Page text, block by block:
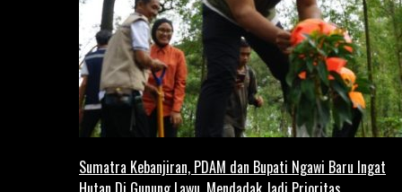
Sumatra Kebanjiran, PDAM dan Bupati Ngawi Baru Ingat